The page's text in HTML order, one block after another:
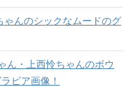
ゃんのシックなムードのグ
ん・上西怜ちゃんのボウ
ビア画像！